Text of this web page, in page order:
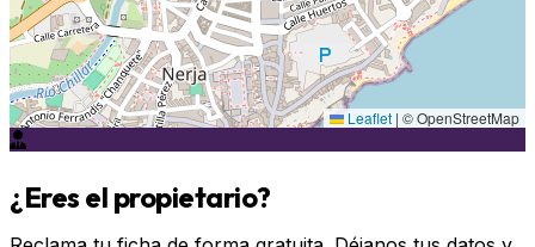
Leaflet | © OpenStreetMap
¿Eres el propietario?